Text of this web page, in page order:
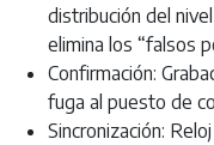
distribución del
elimina los “falsos
Confirmación:
fuga al puesto de
Sincronización: